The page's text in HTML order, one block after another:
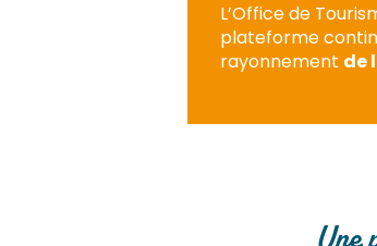
L’Office de
plateforme
rayonnement de